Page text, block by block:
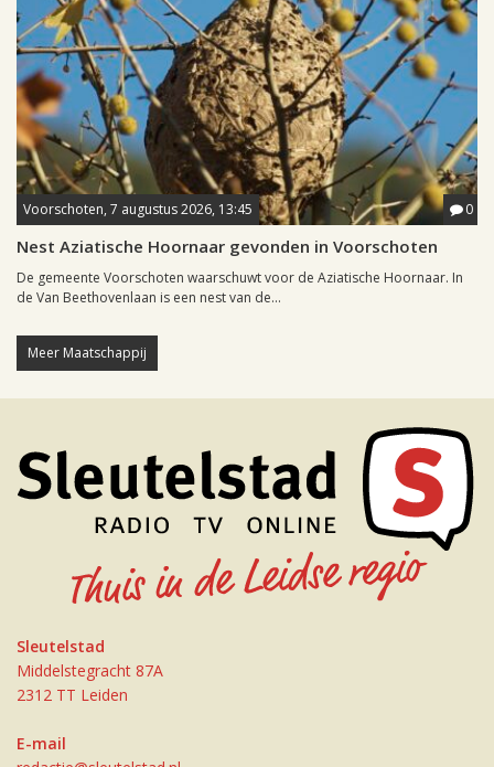
Voorschoten, 7 augustus 2026, 13:45 0
Nest Aziatische Hoornaar gevonden in Voorschoten
De gemeente Voorschoten waarschuwt voor de Aziatische Hoornaar. In
de Van Beethovenlaan is een nest van de...
Meer Maatschappij
Sleutelstad
Middelstegracht 87A
2312 TT Leiden
E-mail